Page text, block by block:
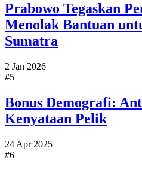
Prabowo Tegaskan
Menolak Bantuan
Sumatra
2 Jan 2026
#5
Bonus Demografi:
Kenyataan Pelik
24 Apr 2025
#6